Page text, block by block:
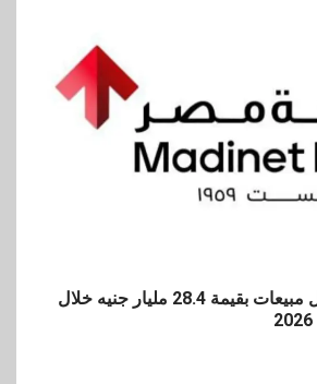
مدينة مصر تسجل مبيعات بقيمة 28.4 مليار جنيه خلال